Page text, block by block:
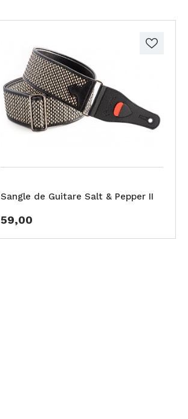
Sangle de Guitare Salt & Pepper II
59,00